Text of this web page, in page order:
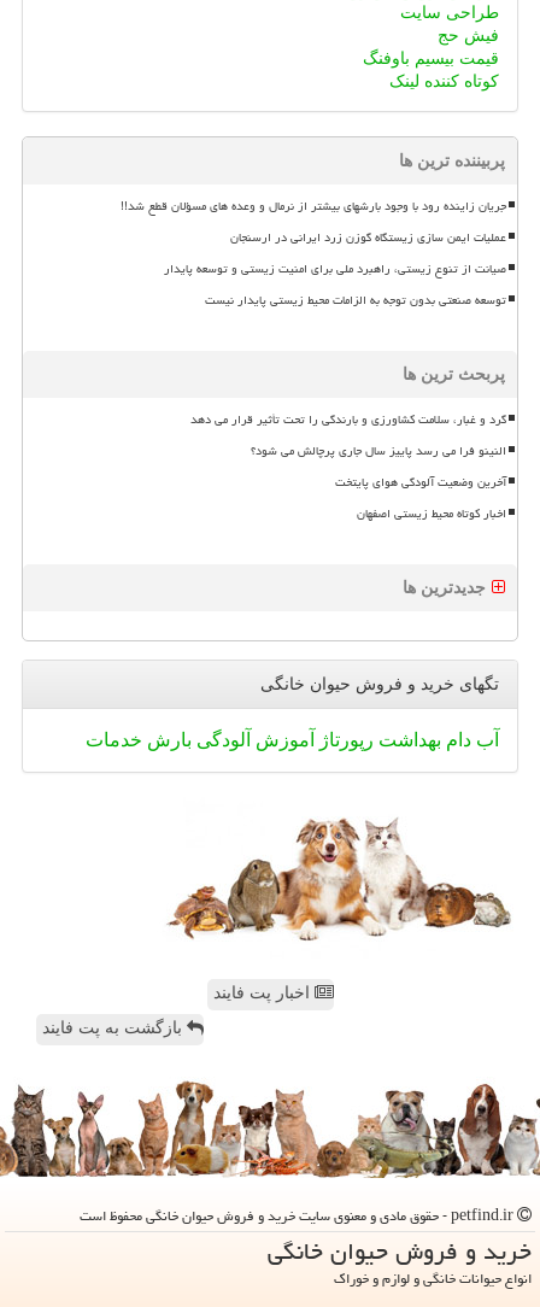
طراحی سایت
فیش حج
قیمت بیسیم باوفنگ
کوتاه کننده لینک
پربیننده ترین ها
جریان زاینده رود با وجود بارشهای بیشتر از نرمال و وعده های مسؤلان قطع شد!!
عملیات ایمن سازی زیستگاه گوزن زرد ایرانی در ارسنجان
صیانت از تنوع زیستی، راهبرد ملی برای امنیت زیستی و توسعه پایدار
توسعه صنعتی بدون توجه به الزامات محیط زیستی پایدار نیست
پربحث ترین ها
گرد و غبار، سلامت کشاورزی و بارندگی را تحت تأثیر قرار می دهد
النینو فرا می رسد پاییز سال جاری پرچالش می شود؟
آخرین وضعیت آلودگی هوای پایتخت
اخبار کوتاه محیط زیستی اصفهان
جدیدترین ها
تگهای خرید و فروش حیوان خانگی
آب دام بهداشت رپورتاژ آموزش آلودگی بارش خدمات
اخبار پت فایند
بازگشت به پت فایند
خرید و فروش حیوان خانگی
انواع حیوانات خانگی و لوازم و خوراک